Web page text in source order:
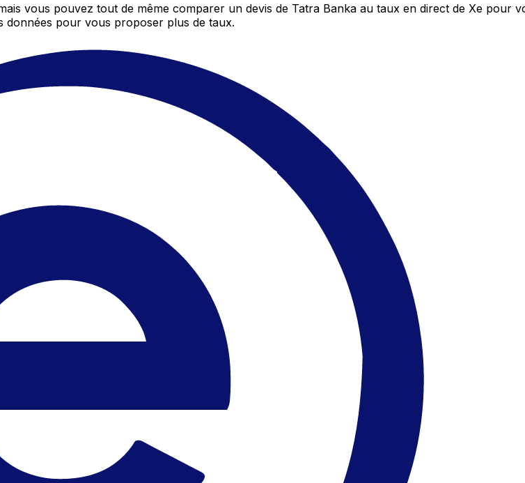
vous pouvez tout de même comparer un devis de Tatra Banka au taux en direct de Xe pour
données pour vous proposer plus de taux.